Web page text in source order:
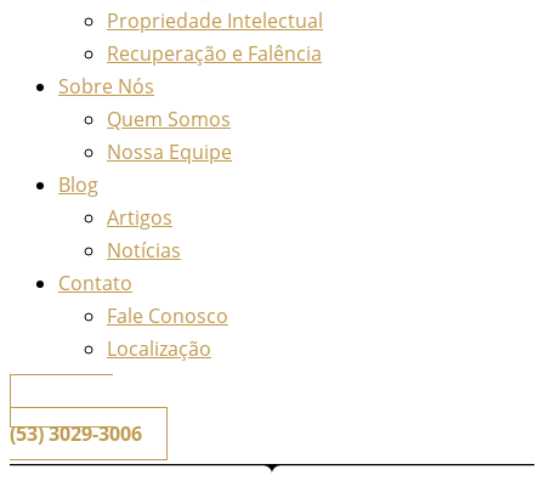
Propriedade Intelectual
Recuperação e Falência
Sobre Nós
Quem Somos
Nossa Equipe
Blog
Artigos
Notícias
Contato
Fale Conosco
Localização
(53) 3029-3006